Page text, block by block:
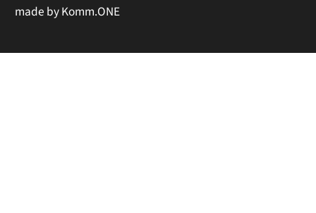
made byKomm.ONE